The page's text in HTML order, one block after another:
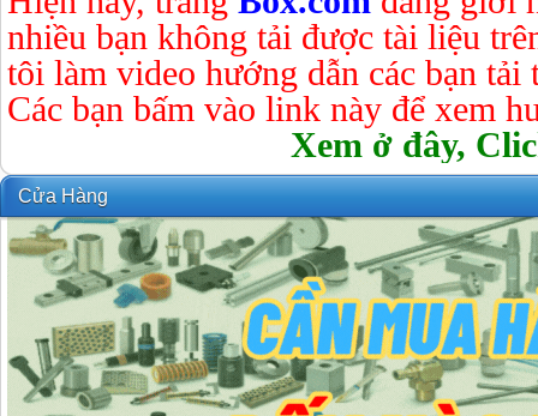
nhiều bạn không tải được tài liệu
tôi làm video hướng dẫn các bạn tải
Các bạn bấm vào link này để xem
Xem ở đây,
Cửa Hàng